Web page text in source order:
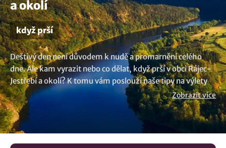
a okolí
když prší
Deštivý den není důvodem k nudě a promarnění celého
dne. Ale kam vyrazit nebo co dělat, když prší v obci Rájec-
Jestřebí a okolí? K tomu vám poslouží naše tipy na výlety
když prší, které vám pomohou najít skvělé aktivity a
zajímavá místa, která stojí za návštěvu i při nepříznivém
počasí. Ať je venku zima, prší nebo je sychravo, s námi
najdete ven cestu kudy z nudy. Existuje spousta možností,
co podniknout, když počasí nepřeje. U nás najdete i tipy
Zobrazit více